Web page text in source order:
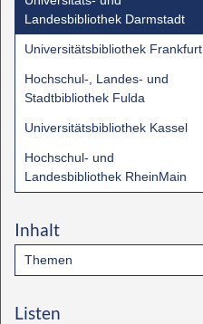
Landesbibliothek Darmstadt
Universitätsbibliothek Frankfurt
Hochschul-, Landes- und
Stadtbibliothek Fulda
Universitätsbibliothek Kassel
Hochschul- und
Landesbibliothek RheinMain
Inhalt
Themen
Listen